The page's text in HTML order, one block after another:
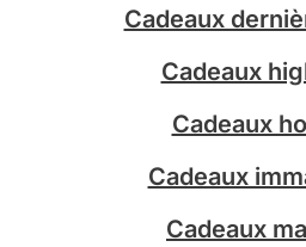
r
a
m
Cadeaux
Cadeaux
Cadeaux
Cadeaux
Cadeaux